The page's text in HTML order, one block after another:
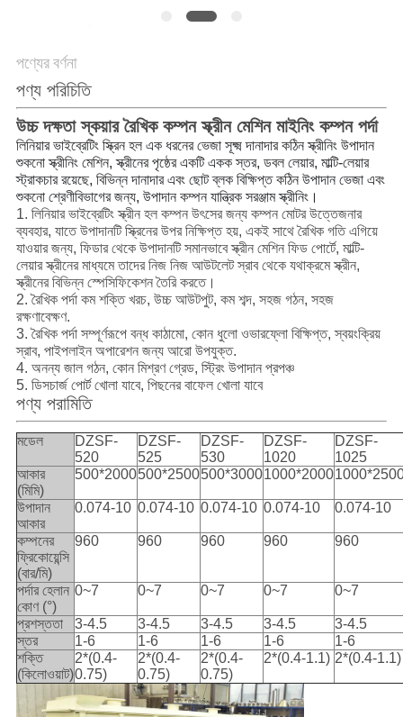
পণ্যের বর্ণনা
পণ্য পরিচিতি
উচ্চ দক্ষতা স্কয়ার রৈখিক কম্পন স্ক্রীন মেশিন মাইনিং কম্পন পর্দা
লিনিয়ার ভাইব্রেটিং স্ক্রিন হল এক ধরনের ভেজা সূক্ষ্ম দানাদার কঠিন স্ক্রীনিং উপাদান
শুকনো স্ক্রীনিং মেশিন, স্ক্রীনের পৃষ্ঠের একটি একক স্তর, ডবল লেয়ার, মাল্টি-লেয়ার
স্ট্রাকচার রয়েছে, বিভিন্ন দানাদার এবং ছোট ব্লক বিক্ষিপ্ত কঠিন উপাদান ভেজা এবং
শুকনো শ্রেণীবিভাগের জন্য, উপাদান কম্পন যান্ত্রিক সরঞ্জাম স্ক্রীনিং।
1. লিনিয়ার ভাইব্রেটিং স্ক্রীন হল কম্পন উৎসের জন্য কম্পন মোটর উত্তেজনার
ব্যবহার, যাতে উপাদানটি স্ক্রিনের উপর নিক্ষিপ্ত হয়, একই সাথে রৈখিক গতি এগিয়ে
যাওয়ার জন্য, ফিডার থেকে উপাদানটি সমানভাবে স্ক্রীন মেশিন ফিড পোর্টে, মাল্টি-
লেয়ার স্ক্রীনের মাধ্যমে তাদের নিজ নিজ আউটলেট স্রাব থেকে যথাক্রমে স্ক্রীন,
স্ক্রীনের বিভিন্ন স্পেসিফিকেশন তৈরি করতে।
2. রৈখিক পর্দা কম শক্তি খরচ, উচ্চ আউটপুট, কম শব্দ, সহজ গঠন, সহজ
রক্ষণাবেক্ষণ.
3. রৈখিক পর্দা সম্পূর্ণরূপে বন্ধ কাঠামো, কোন ধুলো ওভারফ্লো বিক্ষিপ্ত, স্বয়ংক্রিয়
স্রাব, পাইপলাইন অপারেশন জন্য আরো উপযুক্ত.
4. অনন্য জাল গঠন, কোন মিশ্রণ গ্রেড, স্ট্রিং উপাদান প্রপঞ্চ
5. ডিসচার্জ পোর্ট খোলা যাবে, পিছনের বাফেল খোলা যাবে
পণ্য পরামিতি
মডেল
DZSF-
520
DZSF-
525
DZSF-
530
DZSF-
1020
DZSF-
1025
আকার
(মিমি)
500*2000500*2500500*30001000*2000
উপাদান
আকার
0.074-10 0.074-10 0.074-10 0.074-10 0.074-10
কম্পনের
ফ্রিকোয়েন্সি
(বার/মি)
960 960 960 960 960
পর্দার হেলান
কোণ (°)
0~7 0~7 0~7 0~7 0~7
প্রশস্ততা 3-4.5 3-4.5 3-4.5 3-4.5
3-4.5
স্তর
1-6 1-6 1-6 1-6
1-6
শক্তি
(কিলোওয়াট)
2*(0.4-
0.75)
2*(0.4-
0.75)
2*(0.4-
0.75)
2*(0.4-1.1) 2*(0.4-1.1)